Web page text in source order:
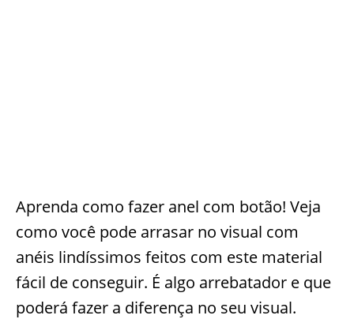
Aprenda como fazer anel com botão! Veja
como você pode arrasar no visual com
anéis lindíssimos feitos com este material
fácil de conseguir. É algo arrebatador e que
poderá fazer a diferença no seu visual.